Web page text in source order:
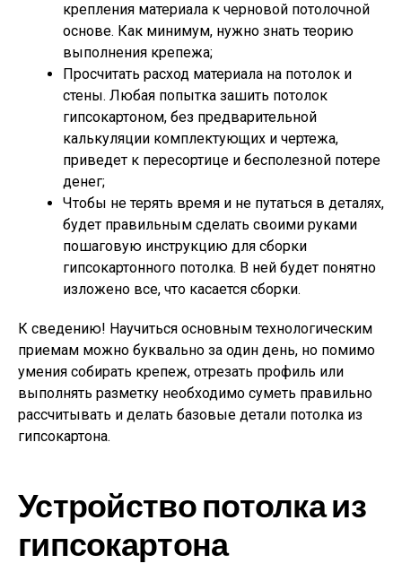
крепления материала к черновой потолочной
основе. Как минимум, нужно знать теорию
выполнения крепежа;
Просчитать расход материала на потолок и
стены. Любая попытка зашить потолок
гипсокартоном, без предварительной
калькуляции комплектующих и чертежа,
приведет к пересортице и бесполезной потере
денег;
Чтобы не терять время и не путаться в деталях,
будет правильным сделать своими руками
пошаговую инструкцию для сборки
гипсокартонного потолка. В ней будет понятно
изложено все, что касается сборки.
К сведению! Научиться основным технологическим
приемам можно буквально за один день, но помимо
умения собирать крепеж, отрезать профиль или
выполнять разметку необходимо суметь правильно
рассчитывать и делать базовые детали потолка из
гипсокартона.
Устройство потолка из
гипсокартона